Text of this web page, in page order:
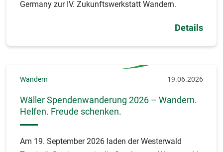
Germany zur IV. Zukunftswerkstatt Wandern.
Details
Wandern 19.06.2026
Wäller Spendenwanderung 2026 – Wandern.
Helfen. Freude schenken.
Am 19. September 2026 laden der Westerwald